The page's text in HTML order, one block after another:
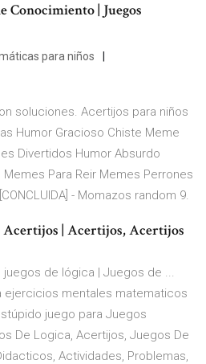
Conocimiento | Juegos
para niños
soluciones. Acertijos para niños
Humor Gracioso Chiste Meme
Divertidos Humor Absurdo
Memes Para Reir Memes Perrones
- Momazos random 9.
Acertijos | Acertijos, Acertijos
de lógica | Juegos de ...
ejercicios mentales matematicos
juego para Juegos
De Logica, Acertijos, Juegos De
Actividades, Problemas,